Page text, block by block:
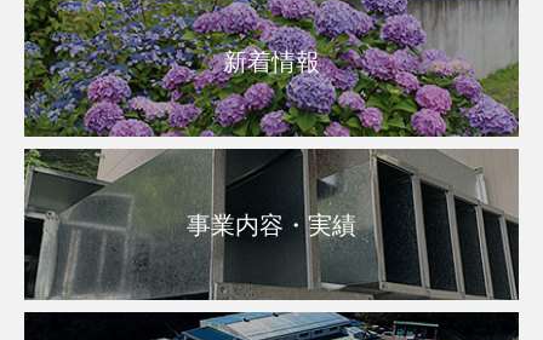
新着情報
事業内容・実績